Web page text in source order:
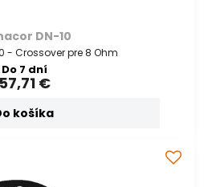
DN-10
- Crossover pre 8 Ohm
Do 7 dní
57,71 €
košíka